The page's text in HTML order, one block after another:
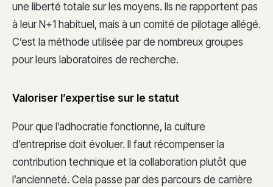
une liberté totale sur les moyens. Ils ne rapportent pas
à leur N+1 habituel, mais à un comité de pilotage allégé.
C’est la méthode utilisée par de nombreux groupes
pour leurs laboratoires de recherche.
Valoriser l’expertise sur le statut
Pour que l’adhocratie fonctionne, la culture
d’entreprise doit évoluer. Il faut récompenser la
contribution technique et la collaboration plutôt que
l’ancienneté. Cela passe par des parcours de carrière